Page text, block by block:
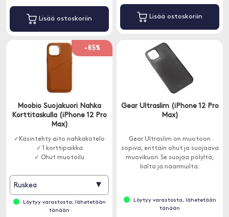
Lisää ostoskoriin Lisää ostoskoriin
-65%
Moobio Suojakuori Nahka
Korttitaskulla (iPhone 12 Pro
Max)
✓Käsintehty aito nahkakotelo
✓ 1 korttipaikka
✓ Ohut muotoilu
Ruskea ▾
Löytyy varastosta, lähetetään
tänään
Gear Ultraslim (iPhone 12 Pro
Max)
Gear Ultraslim on muotoon
sopiva, erittäin ohut ja suojaava
muovikuori. Se suojaa pölyltä,
lialta ja naarmuilta.
Löytyy varastosta, lähetetään
tänään